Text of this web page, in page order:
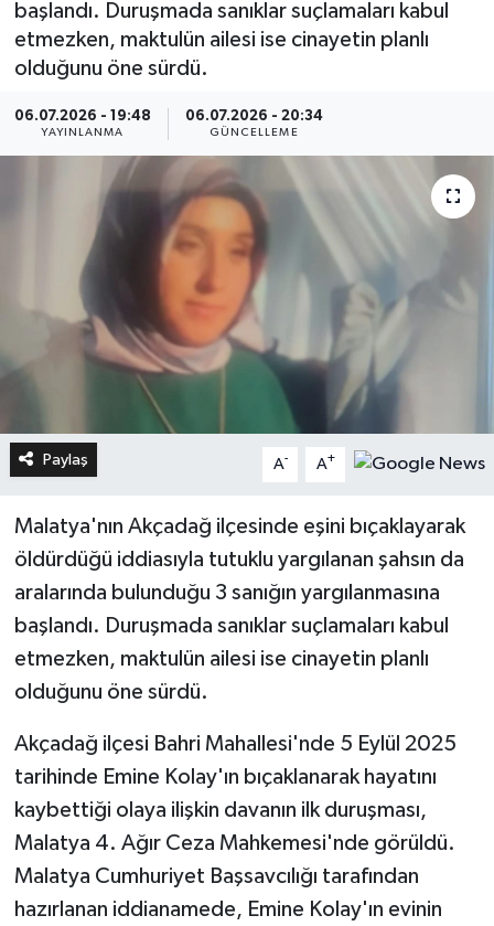
başlandı. Duruşmada sanıklar suçlamaları kabul
etmezken, maktulün ailesi ise cinayetin planlı
olduğunu öne sürdü.
06.07.2026 - 19:48
YAYINLANMA
06.07.2026 - 20:34
GÜNCELLEME
Paylaş A- A+
Malatya'nın Akçadağ ilçesinde eşini bıçaklayarak
öldürdüğü iddiasıyla tutuklu yargılanan şahsın da
aralarında bulunduğu 3 sanığın yargılanmasına
başlandı. Duruşmada sanıklar suçlamaları kabul
etmezken, maktulün ailesi ise cinayetin planlı
olduğunu öne sürdü.
Akçadağ ilçesi Bahri Mahallesi'nde 5 Eylül 2025
tarihinde Emine Kolay'ın bıçaklanarak hayatını
kaybettiği olaya ilişkin davanın ilk duruşması,
Malatya 4. Ağır Ceza Mahkemesi'nde görüldü.
Malatya Cumhuriyet Başsavcılığı tarafından
hazırlanan iddianamede, Emine Kolay'ın evinin
Haber Arşivi